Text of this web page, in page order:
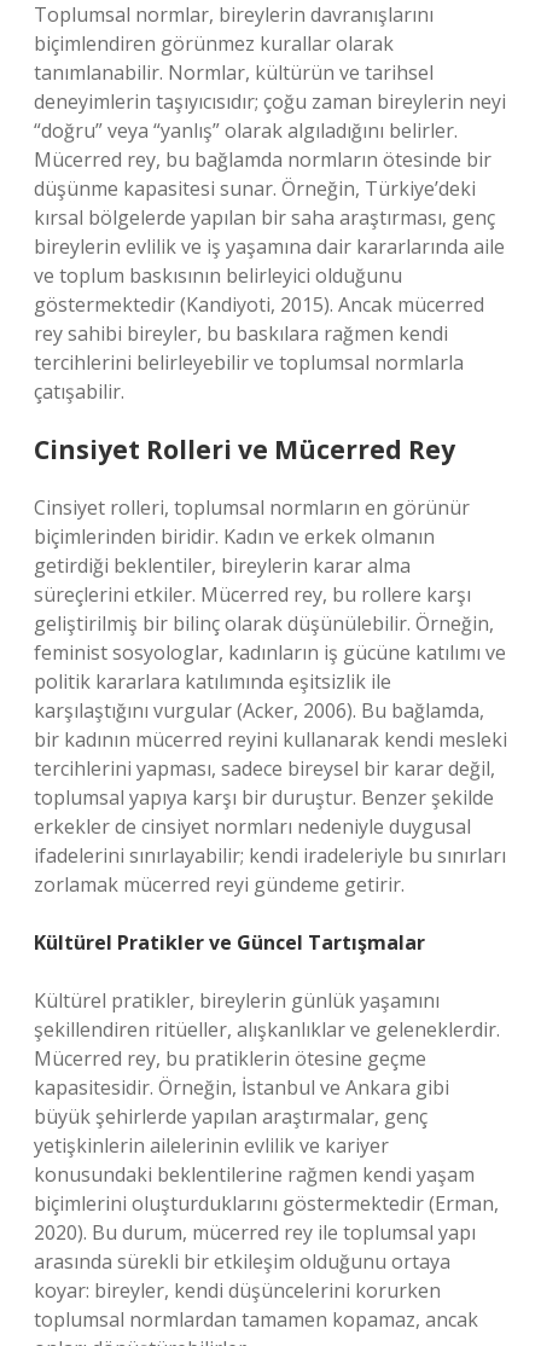
Toplumsal normlar, bireylerin davranışlarını
biçimlendiren görünmez kurallar olarak
tanımlanabilir. Normlar, kültürün ve tarihsel
deneyimlerin taşıyıcısıdır; çoğu zaman bireylerin neyi
“doğru” veya “yanlış” olarak algıladığını belirler.
Mücerred rey, bu bağlamda normların ötesinde bir
düşünme kapasitesi sunar. Örneğin, Türkiye’deki
kırsal bölgelerde yapılan bir saha araştırması, genç
bireylerin evlilik ve iş yaşamına dair kararlarında aile
ve toplum baskısının belirleyici olduğunu
göstermektedir (Kandiyoti, 2015). Ancak mücerred
rey sahibi bireyler, bu baskılara rağmen kendi
tercihlerini belirleyebilir ve toplumsal normlarla
çatışabilir.
Cinsiyet Rolleri ve Mücerred Rey
Cinsiyet rolleri, toplumsal normların en görünür
biçimlerinden biridir. Kadın ve erkek olmanın
getirdiği beklentiler, bireylerin karar alma
süreçlerini etkiler. Mücerred rey, bu rollere karşı
geliştirilmiş bir bilinç olarak düşünülebilir. Örneğin,
feminist sosyologlar, kadınların iş gücüne katılımı ve
politik kararlara katılımında eşitsizlik ile
karşılaştığını vurgular (Acker, 2006). Bu bağlamda,
bir kadının mücerred reyini kullanarak kendi mesleki
tercihlerini yapması, sadece bireysel bir karar değil,
toplumsal yapıya karşı bir duruştur. Benzer şekilde
erkekler de cinsiyet normları nedeniyle duygusal
ifadelerini sınırlayabilir; kendi iradeleriyle bu sınırları
zorlamak mücerred reyi gündeme getirir.
Kültürel Pratikler ve Güncel Tartışmalar
Kültürel pratikler, bireylerin günlük yaşamını
şekillendiren ritüeller, alışkanlıklar ve geleneklerdir.
Mücerred rey, bu pratiklerin ötesine geçme
kapasitesidir. Örneğin, İstanbul ve Ankara gibi
büyük şehirlerde yapılan araştırmalar, genç
yetişkinlerin ailelerinin evlilik ve kariyer
konusundaki beklentilerine rağmen kendi yaşam
biçimlerini oluşturduklarını göstermektedir (Erman,
2020). Bu durum, mücerred rey ile toplumsal yapı
arasında sürekli bir etkileşim olduğunu ortaya
koyar: bireyler, kendi düşüncelerini korurken
toplumsal normlardan tamamen kopamaz, ancak